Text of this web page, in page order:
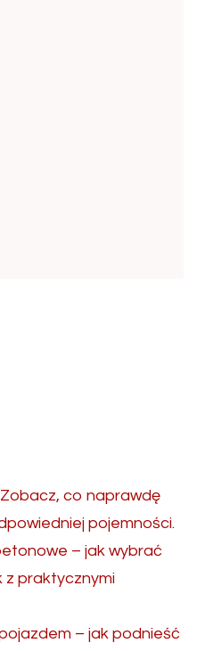
co naprawdę
pojemności.
– jak wybrać
z praktycznymi
– jak podnieść